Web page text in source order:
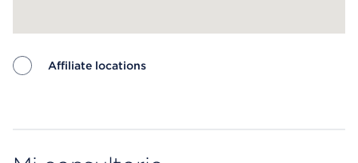
Affiliate locations